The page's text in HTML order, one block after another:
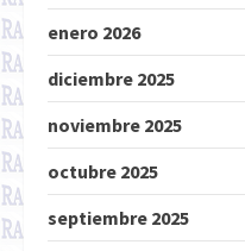
enero 2026
diciembre 2025
noviembre 2025
octubre 2025
septiembre 2025